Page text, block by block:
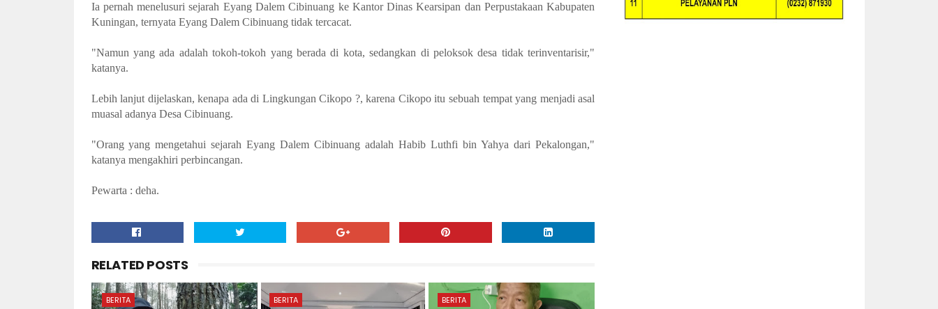
Ia pernah menelusuri sejarah Eyang Dalem Cibinuang ke Kantor Dinas Kearsipan dan Perpustakaan Kabupaten
Kuningan, ternyata Eyang Dalem Cibinuang tidak tercacat.
"Namun yang ada adalah tokoh-tokoh yang berada di kota, sedangkan di peloksok desa tidak terinventarisir,"
katanya.
Lebih lanjut dijelaskan, kenapa ada di Lingkungan Cikopo ?, karena Cikopo itu sebuah tempat yang menjadi asal
muasal adanya Desa Cibinuang.
"Orang yang mengetahui sejarah Eyang Dalem Cibinuang adalah Habib Luthfi bin Yahya dari Pekalongan,"
katanya mengakhiri perbincangan.
Pewarta : deha.
RELATED POSTS
BERITA BERITA BERITA